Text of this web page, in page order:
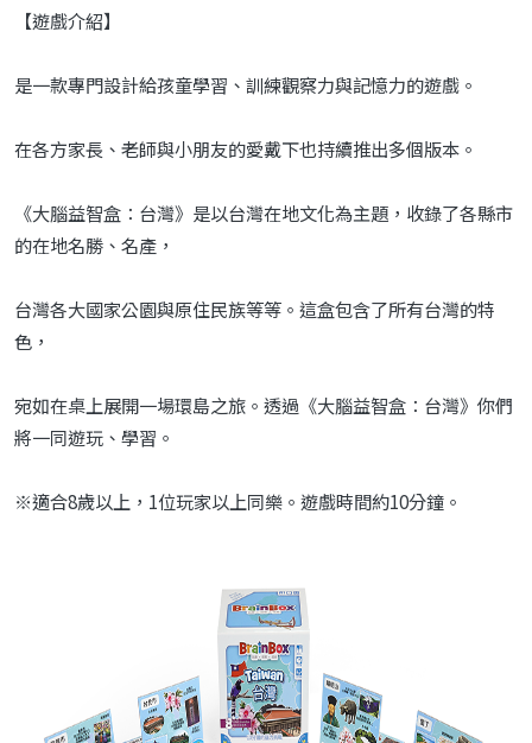
【遊戲介紹】
是一款專門設計給孩童學習、訓練觀察力與記憶力的遊戲。
在各方家長、老師與小朋友的愛戴下也持續推出多個版本。
《大腦益智盒：台灣》是以台灣在地文化為主題，收錄了各縣市
的在地名勝、名產，
台灣各大國家公園與原住民族等等。這盒包含了所有台灣的特
色，
宛如在桌上展開一場環島之旅。透過《大腦益智盒：台灣》你們
將一同遊玩、學習。
※適合8歲以上，1位玩家以上同樂。遊戲時間約10分鐘。